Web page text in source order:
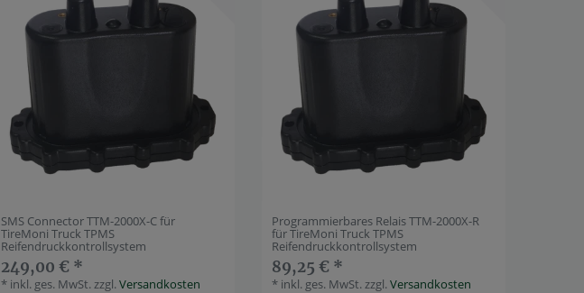
SMS Connector TTM-2000X-C für
TireMoni Truck TPMS
Reifendruckkontrollsystem
249,00 € *
* inkl. ges. MwSt.zzgl.Versandkosten
Programmierbares Relais TTM-2000X-R
für TireMoni Truck TPMS
Reifendruckkontrollsystem
89,25 € *
* inkl. ges. MwSt.zzgl.Versandkosten